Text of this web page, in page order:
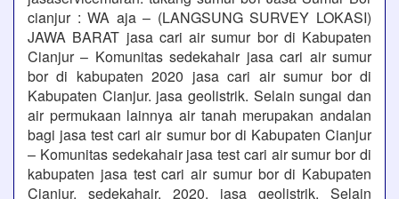
cianjur : WA aja – (LANGSUNG SURVEY LOKASI)
JAWA BARAT jasa cari air sumur bor di Kabupaten
Cianjur – Komunitas sedekahair jasa cari air sumur
bor di kabupaten 2020 jasa cari air sumur bor di
Kabupaten Cianjur. jasa geolistrik. Selain sungai dan
air permukaan lainnya air tanah merupakan andalan
bagi jasa test cari air sumur bor di Kabupaten Cianjur
– Komunitas sedekahair jasa test cari air sumur bor di
kabupaten jasa test cari air sumur bor di Kabupaten
Cianjur. sedekahair. 2020. jasa geolistrik. Selain